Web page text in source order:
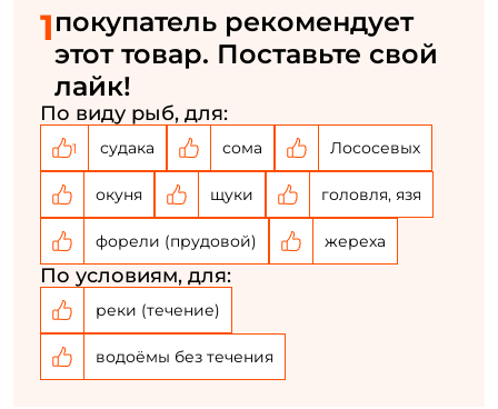
1покупатель рекомендует
этот товар. Поставьте свой
лайк!
По виду рыб, для:
1 судака сома Лососевых
окуня щуки головля, язя
форели (прудовой) жереха
По условиям, для:
реки (течение)
водоёмы без течения
Повторите пароль: *
Заполняя данную форму вы соглашаетесь на обработку
персональных данных
Создать аккаунт
У меня уже есть аккаунт